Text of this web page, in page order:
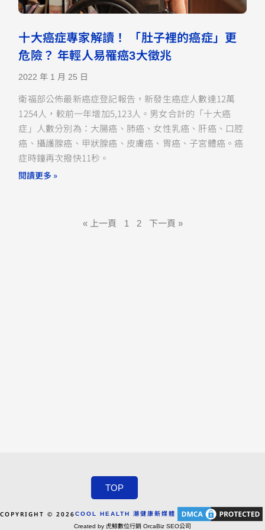
十大癌症專家解讀！ 「肚子裡的癌症」更
危險？ 年輕人易罹癌3大徵兆
2022 年 1 月 25 日
衛福部公佈最新癌症登記報告，新發生癌症人數達12萬
1254人，較前一年增加5,123人。男女合計的「十大癌
症」人數分別為：大腸癌、肺癌、女性乳癌、肝癌、口腔
癌、攝護腺癌、甲狀腺癌、皮膚癌、胃癌、子宮體癌。癌
症時鐘再次撥快11秒。
閱讀更多 »
« 上一頁 1 2 下一頁 »
TOP
COPYRIGHT © 2026COOL HEALTH 潮健康新媒體
Created by 虎鯨數位行銷 OrcaBiz SEO公司